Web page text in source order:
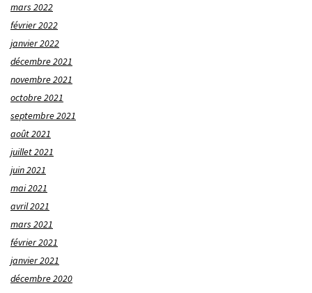
mars 2022
février 2022
janvier 2022
décembre 2021
novembre 2021
octobre 2021
septembre 2021
août 2021
juillet 2021
juin 2021
mai 2021
avril 2021
mars 2021
février 2021
janvier 2021
décembre 2020